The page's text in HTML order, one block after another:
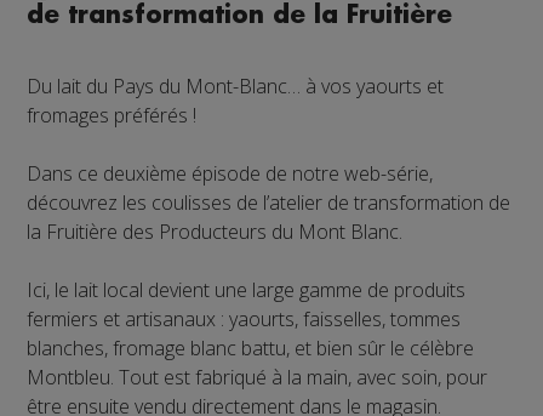
de transformation de la Fruitière
Du lait du Pays du Mont-Blanc… à vos yaourts et
fromages préférés !
Dans ce deuxième épisode de notre web-série,
découvrez les coulisses de l’atelier de transformation de
la Fruitière des Producteurs du Mont Blanc.
Ici, le lait local devient une large gamme de produits
fermiers et artisanaux : yaourts, faisselles, tommes
blanches, fromage blanc battu, et bien sûr le célèbre
Montbleu. Tout est fabriqué à la main, avec soin, pour
être ensuite vendu directement dans le magasin.